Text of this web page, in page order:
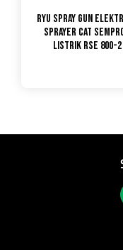
RYU Spray Gun
Sprayer Cat
Listrik RSE 800-2